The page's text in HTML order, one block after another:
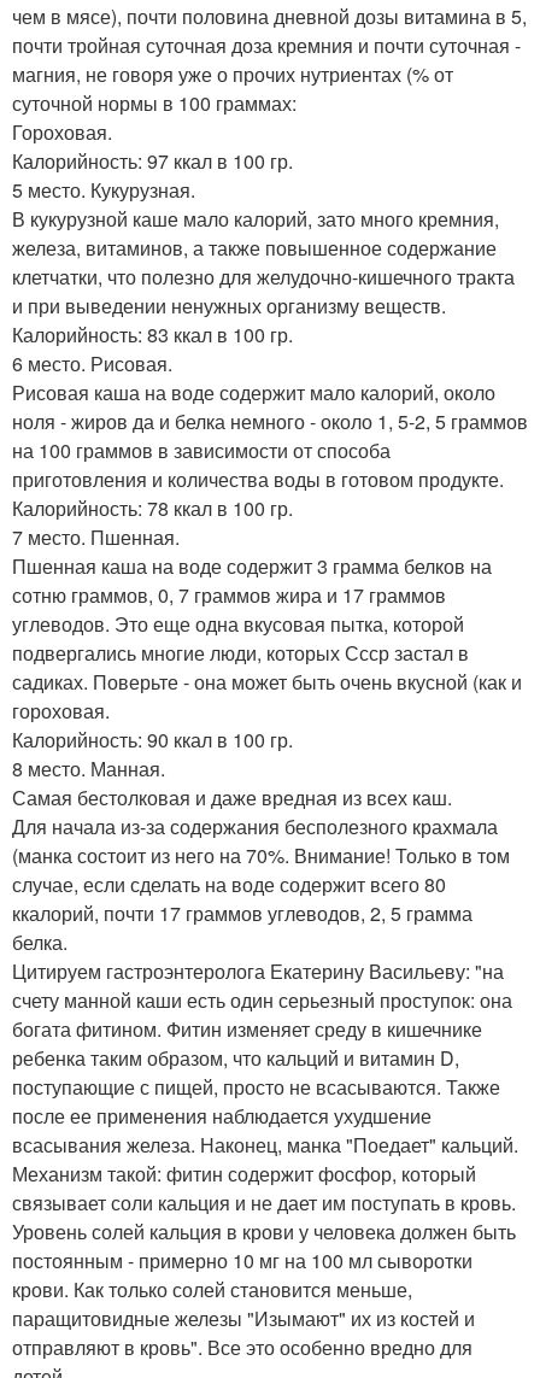
чем в мясе), почти половина дневной дозы витамина в 5,
почти тройная суточная доза кремния и почти суточная -
магния, не говоря уже о прочих нутриентах (% от
суточной нормы в 100 граммах:
Гороховая.
Калорийность: 97 ккал в 100 гр.
5 место. Кукурузная.
В кукурузной каше мало калорий, зато много кремния,
железа, витаминов, а также повышенное содержание
клетчатки, что полезно для желудочно-кишечного тракта
и при выведении ненужных организму веществ.
Калорийность: 83 ккал в 100 гр.
6 место. Рисовая.
Рисовая каша на воде содержит мало калорий, около
ноля - жиров да и белка немного - около 1, 5-2, 5 граммов
на 100 граммов в зависимости от способа
приготовления и количества воды в готовом продукте.
Калорийность: 78 ккал в 100 гр.
7 место. Пшенная.
Пшенная каша на воде содержит 3 грамма белков на
сотню граммов, 0, 7 граммов жира и 17 граммов
углеводов. Это еще одна вкусовая пытка, которой
подвергались многие люди, которых Ссср застал в
садиках. Поверьте - она может быть очень вкусной (как и
гороховая.
Калорийность: 90 ккал в 100 гр.
8 место. Манная.
Самая бестолковая и даже вредная из всех каш.
Для начала из-за содержания бесполезного крахмала
(манка состоит из него на 70%. Внимание! Только в том
случае, если сделать на воде содержит всего 80
ккалорий, почти 17 граммов углеводов, 2, 5 грамма
белка.
Цитируем гастроэнтеролога Екатерину Васильеву: "на
счету манной каши есть один серьезный проступок: она
богата фитином. Фитин изменяет среду в кишечнике
ребенка таким образом, что кальций и витамин D,
поступающие с пищей, просто не всасываются. Также
после ее применения наблюдается ухудшение
всасывания железа. Наконец, манка "Поедает" кальций.
Механизм такой: фитин содержит фосфор, который
связывает соли кальция и не дает им поступать в кровь.
Уровень солей кальция в крови у человека должен быть
постоянным - примерно 10 мг на 100 мл сыворотки
крови. Как только солей становится меньше,
паращитовидные железы "Изымают" их из костей и
отправляют в кровь". Все это особенно вредно для